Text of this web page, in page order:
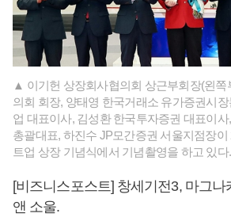
▲ 이기헌 상장회사협의회 상근부회장(왼쪽
의회 회장, 양태영 한국거래소 유가증권시
업 대표이사, 김성환 한국투자증권 대표이사
총괄대표, 하진수 JP모간증권 서울지점장이
트업 상장 기념식에서 기념촬영을 하고 있
[비즈니스포스트] 창세기전3, 마그
앤 소울.